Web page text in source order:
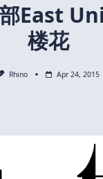
East
楼花
Rhino Apr 24, 2015